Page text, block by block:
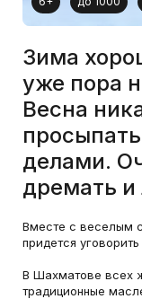
Зима
уже пора
Весна
делами.
дремать и
Вместе с веселым
придется
В Шахматове всех
традиционные